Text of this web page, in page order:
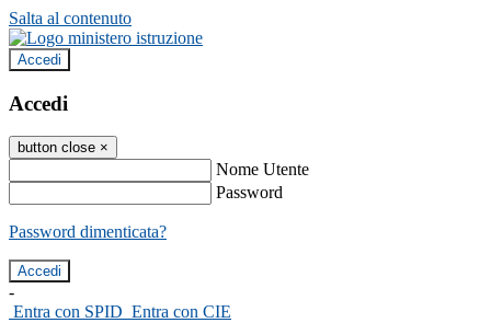
Salta al contenuto
Accedi
Accedi
button close ×
Nome Utente
Password
Password dimenticata?
-
Entra con SPID Entra con CIE